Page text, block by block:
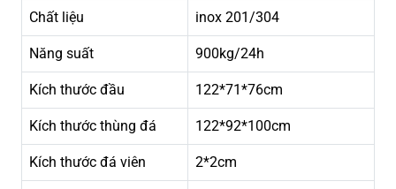
Chất liệu inox 201/304
Năng suất 900kg/24h
Kích thước đầu 122*71*76cm
Kích thước thùng đá 122*92*100cm
Kích thước đá viên 2*2cm